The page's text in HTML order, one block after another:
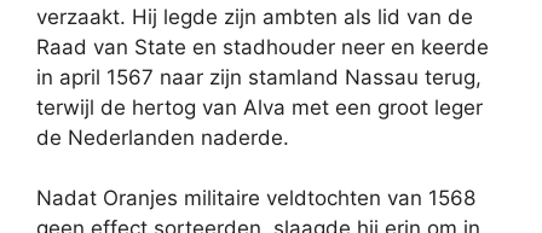
verzaakt. Hij legde zijn ambten als lid van de
Raad van State en stadhouder neer en keerde
in april 1567 naar zijn stamland Nassau terug,
terwijl de hertog van Alva met een groot leger
de Nederlanden naderde.
Nadat Oranjes militaire veldtochten van 1568
geen effect sorteerden, slaagde hij erin om in